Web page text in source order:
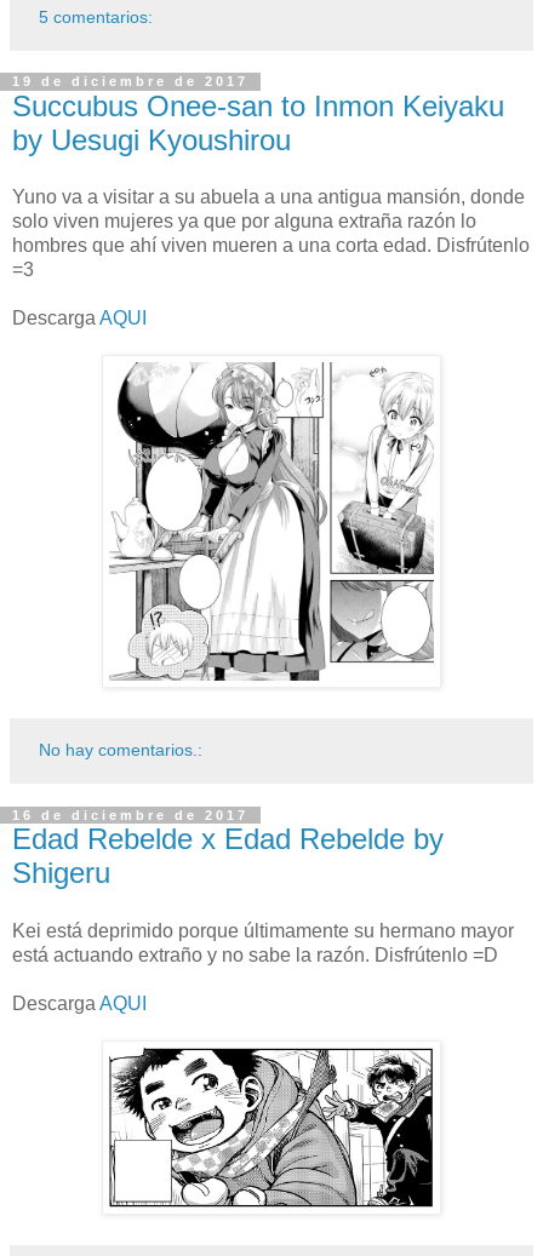
5 comentarios:
19 de diciembre de 2017
Succubus Onee-san to Inmon Keiyaku
by Uesugi Kyoushirou
Yuno va a visitar a su abuela a una antigua mansión, donde
solo viven mujeres ya que por alguna extraña razón lo
hombres que ahí viven mueren a una corta edad. Disfrútenlo
=3
Descarga AQUI
No hay comentarios.:
16 de diciembre de 2017
Edad Rebelde x Edad Rebelde by
Shigeru
Kei está deprimido porque últimamente su hermano mayor
está actuando extraño y no sabe la razón. Disfrútenlo =D
Descarga AQUI